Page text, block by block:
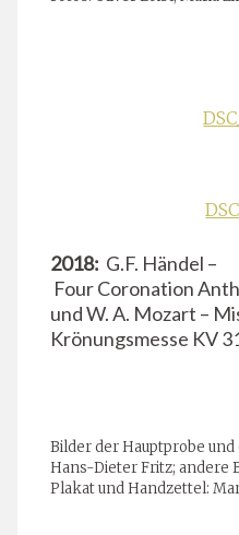
2018: G.F. Händel –
Four Coronation
und W. A. Mozart –
Krönungsmesse KV
Bilder der Hauptprobe
Hans-Dieter Fritz; andere
Plakat und Handzettel: